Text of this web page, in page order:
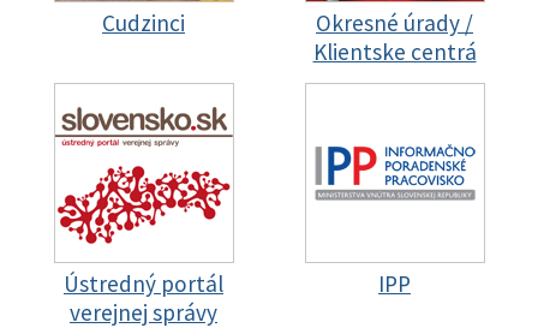
Cudzinci
Okresné úrady /
Klientske centrá
Ústredný portál
verejnej správy
IPP